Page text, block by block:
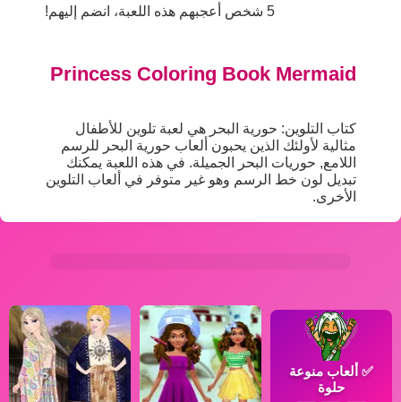
5 شخص أعجبهم هذه اللعبة، انضم إليهم!
Princess Coloring Book Mermaid
كتاب التلوين: حورية البحر هي لعبة تلوين للأطفال
مثالية لأولئك الذين يحبون ألعاب حورية البحر للرسم
اللامع, حوريات البحر الجميلة. في هذه اللعبة يمكنك
تبديل لون خط الرسم وهو غير متوفر في ألعاب التلوين
الأخرى.
✅ ألعاب منوعة
حلوة